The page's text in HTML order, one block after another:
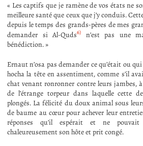
« Les captifs que je ramène de vos états ne
meilleure santé que ceux que j’y conduis.
depuis le temps des grands-pères de mes
demander si Al-Quds6)
n’est pas une
bénédiction. »
Ernaut n’osa pas demander ce qu’était ou
hocha la tête en assentiment, comme s’il
chat venant ronronner contre leurs jambes,
de l’étrange torpeur dans laquelle cette
plongés. La félicité du doux animal sous
de baume au cœur pour achever leur
réponses qu’il espérait et ne
chaleureusement son hôte et prit congé.